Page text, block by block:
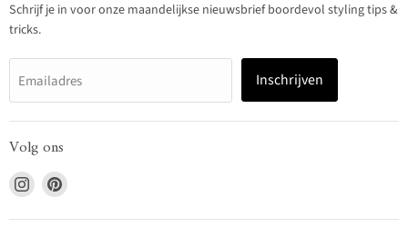
Schrijf je in voor onze maandelijkse nieuwsbrief boordevol styling tips &
tricks.
Emailadres Inschrijven
Volg ons
Vind
ons
op
Vind
op